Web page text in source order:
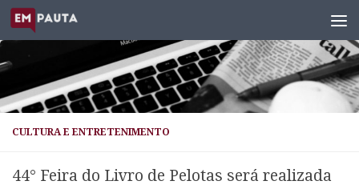
Skip to content
CULTURA E ENTRETENIMENTO
44° Feira do Livro de Pelotas será realizada